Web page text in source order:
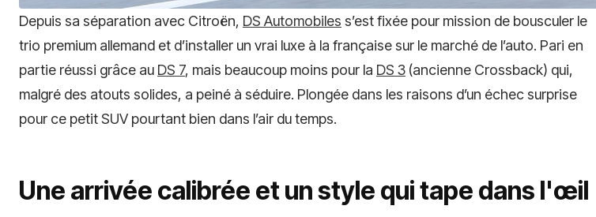
Depuis sa séparation avec Citroën, DS Automobiles s’est fixée pour mission de bousculer le
trio premium allemand et d’installer un vrai luxe à la française sur le marché de l’auto. Pari en
partie réussi grâce au DS 7, mais beaucoup moins pour la DS 3 (ancienne Crossback) qui,
malgré des atouts solides, a peiné à séduire. Plongée dans les raisons d’un échec surprise
pour ce petit SUV pourtant bien dans l’air du temps.
Une arrivée calibrée et un style qui tape dans l'œil